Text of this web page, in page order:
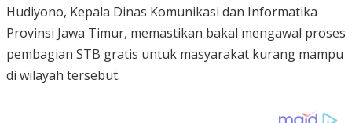
Hudiyono, Kepala Dinas Komunikasi dan Informatika
Provinsi Jawa Timur, memastikan bakal mengawal proses
pembagian STB gratis untuk masyarakat kurang mampu
di wilayah tersebut.